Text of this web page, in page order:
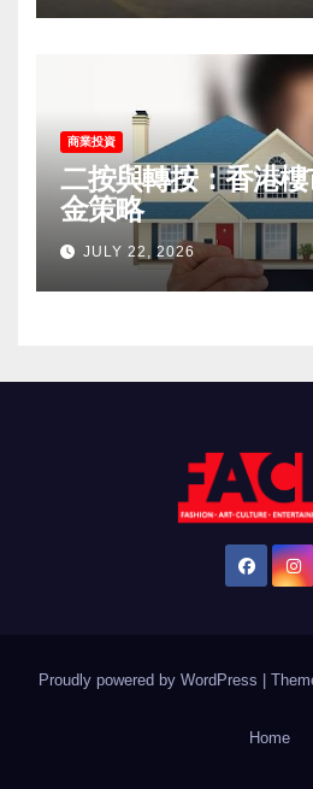
商業投資
二按與轉按：香港
金策略
JULY 22, 2026
Proudly powered by WordPress
Home